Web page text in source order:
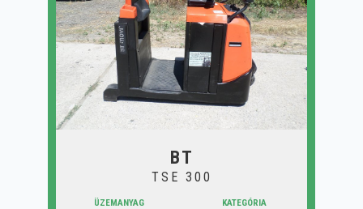
BT
TSE 300
ÜZEMANYAG KATEGÓRIA